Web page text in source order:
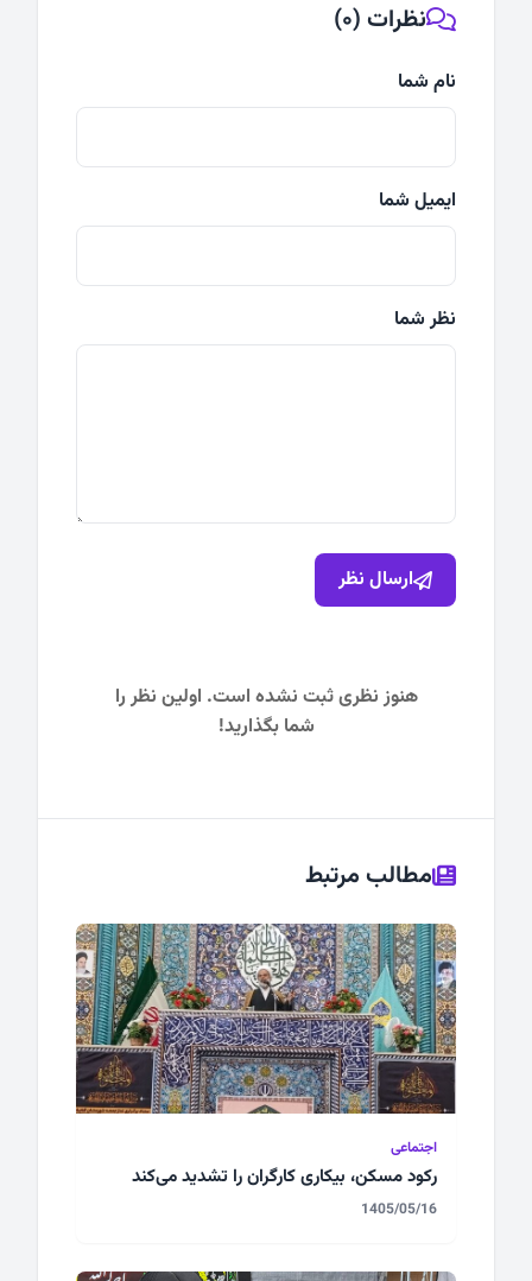
نظرات (0)
نام شما
ایمیل شما
نظر شما
ارسال نظر
هنوز نظری ثبت نشده است. اولین نظر را
شما بگذارید!
مطالب مرتبط
اجتماعی
رکود مسکن، بیکاری کارگران را تشدید می‌کند
1405/05/16